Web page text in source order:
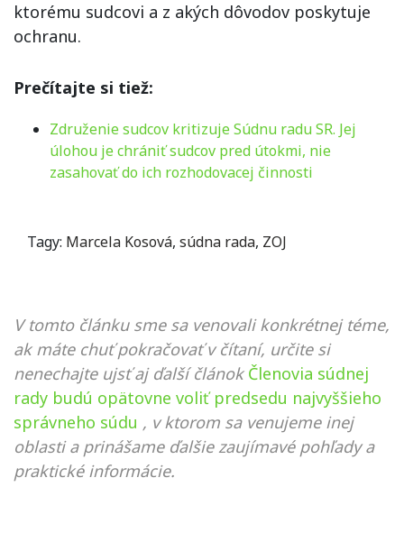
ktorému sudcovi a z akých dôvodov poskytuje
ochranu.
Prečítajte si tiež:
Združenie sudcov kritizuje Súdnu radu SR. Jej
úlohou je chrániť sudcov pred útokmi, nie
zasahovať do ich rozhodovacej činnosti
Tagy: Marcela Kosová, súdna rada, ZOJ
V tomto článku sme sa venovali konkrétnej téme,
ak máte chuť pokračovať v čítaní, určite si
nenechajte ujsť aj ďalší článok Členovia súdnej
rady budú opätovne voliť predsedu najvyššieho
správneho súdu , v ktorom sa venujeme inej
oblasti a prinášame ďalšie zaujímavé pohľady a
praktické informácie.